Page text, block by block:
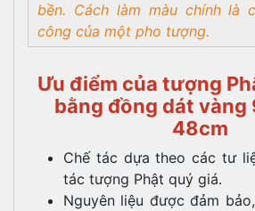
bền. Cách làm màu chính là
công của một pho tượng.
Ưu điểm của tượng
bằng đồng dát vàng
48cm
Chế tác dựa theo các tư
tác tượng Phật quý giá.
Nguyên liệu được đảm